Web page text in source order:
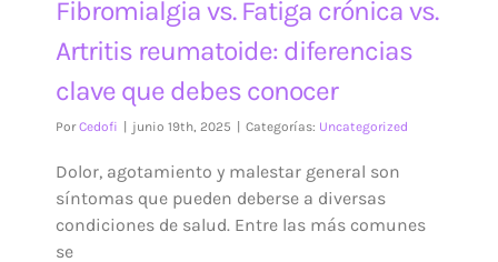
Fibromialgia vs. Fatiga crónica vs.
Artritis reumatoide: diferencias
clave que debes conocer
PorCedofi junio 19th, 2025 Categorías: Uncategorized
Dolor, agotamiento y malestar general son
síntomas que pueden deberse a diversas
condiciones de salud. Entre las más comunes
se